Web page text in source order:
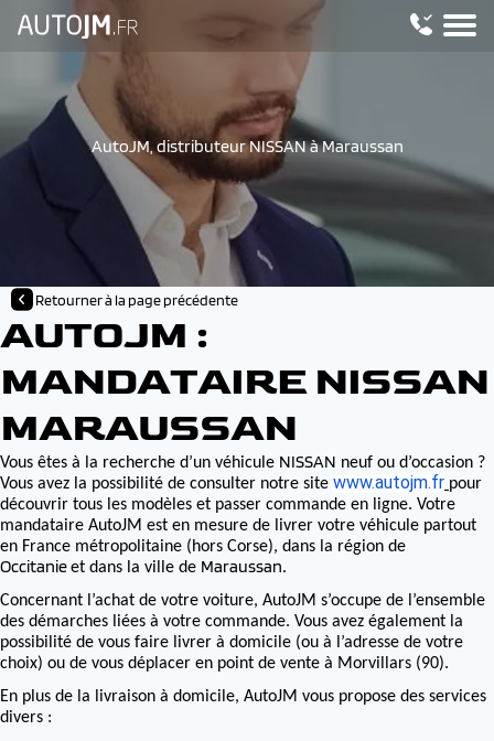
AutoJM, distributeur NISSAN à Maraussan
Retourner à la page précédente
AUTOJM :
MANDATAIRE NISSAN
MARAUSSAN
Vous êtes à la recherche d’un véhicule NISSAN neuf ou d’occasion ?
Vous avez la possibilité de consulter notre site www.autojm.fr pour
découvrir tous les modèles et passer commande en ligne. Votre
mandataire AutoJM est en mesure de livrer votre véhicule partout
en France métropolitaine (hors Corse), dans la région de
Occitanieet dans la ville de Maraussan.
Concernant l’achat de votre voiture, AutoJM s’occupe de l’ensemble
des démarches liées à votre commande. Vous avez également la
possibilité de vous faire livrer à domicile (ou à l’adresse de votre
choix) ou de vous déplacer en point de vente à Morvillars (90).
En plus de la livraison à domicile, AutoJM vous propose des services
divers :